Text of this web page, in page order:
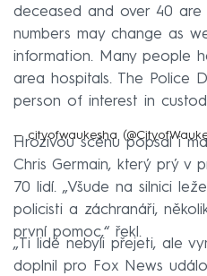
deceased and over 40 are
numbers may change as
information. Many people
area hospitals. The Police
person of interest in
— cityofwaukesha
Hrozivou scénu popsal i
Chris Germain, který prý v
70 lidí. „Všude na silnici
policisti a záchranáři,
první pomoc,“ řekl.
„Ti lidé nebyli přejeti, ale
doplnil pro Fox News